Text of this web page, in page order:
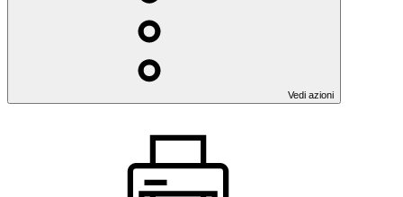
Vedi azioni